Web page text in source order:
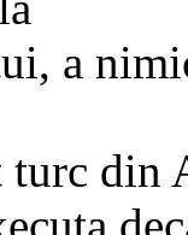
a
turc din